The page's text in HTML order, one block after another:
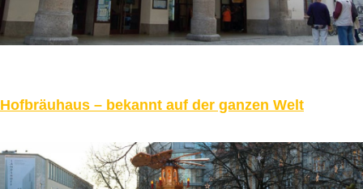
Hofbräuhaus – bekannt auf der ganzen Welt